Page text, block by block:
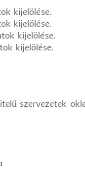
kijelölése.
kijelölése.
kijelölése.
kijelölése.
szervezetek